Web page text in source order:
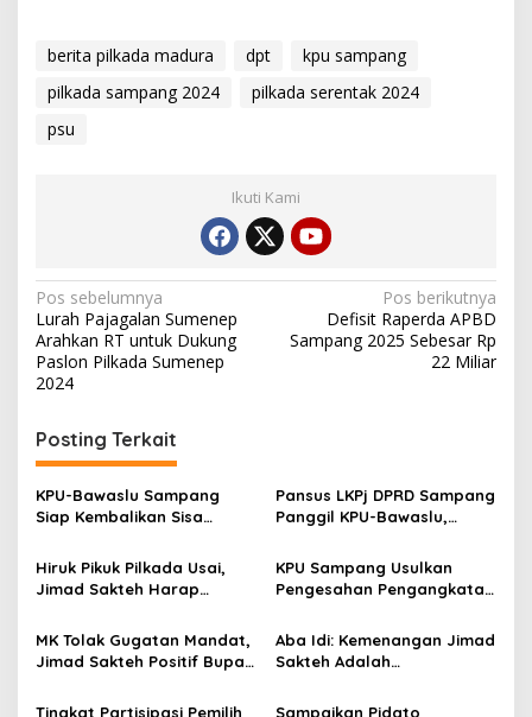
berita pilkada madura dpt
kpu sampang
pilkada sampang 2024
pilkada serentak 2024
psu
Ikuti Kami
Navigasi
pos
Pos sebelumnya
Lurah Pajagalan Sumenep
Arahkan RT untuk Dukung
Paslon Pilkada Sumenep
2024
Pos berikutnya
Defisit Raperda APBD
Sampang 2025 Sebesar Rp
22 Miliar
Posting Terkait
KPU-Bawaslu Sampang
Siap Kembalikan Sisa
Pansus LKPj DPRD Sampang
Panggil KPU-Bawaslu,
Kembalikan Anggaran Rp
12,6 M
Hiruk Pikuk Pilkada Usai,
Jimad Sakteh Harap
Kembali
KPU Sampang Usulkan
Pengesahan Pengangkatan
Terpilih Hasil Pilkada 2024
MK Tolak Gugatan Mandat,
Jimad Sakteh Positif Bupati
2029
Aba Idi: Kemenangan Jimad
Sakteh Adalah
Sampang
Tingkat Partisipasi Pemilih Sampaikan Pidato